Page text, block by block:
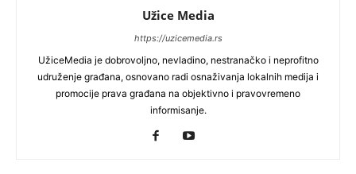
Užice Media
https://uzicemedia.rs
UžiceMedia je dobrovoljno, nevladino, nestranačko i neprofitno
udruženje građana, osnovano radi osnaživanja lokalnih medija i
promocije prava građana na objektivno i pravovremeno
informisanje.